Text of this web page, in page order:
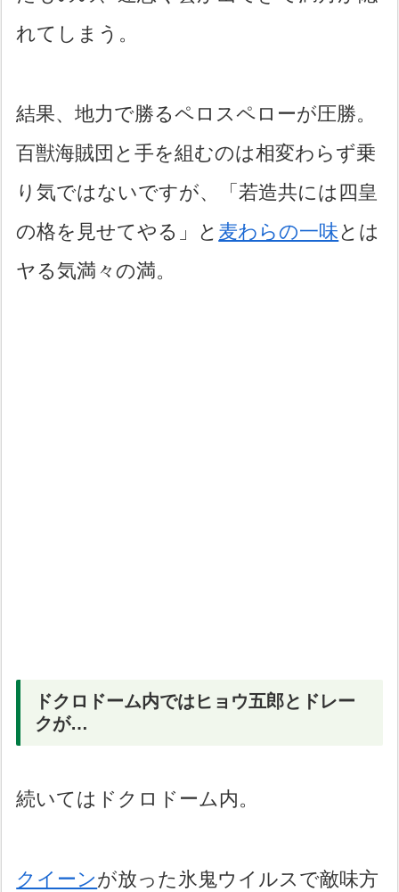
れてしまう。
結果、地力で勝るペロスペローが圧勝。
百獣海賊団と手を組むのは相変わらず乗
り気ではないですが、「若造共には四皇
の格を見せてやる」と 麦わらの一味とは
ヤる気満々の満。
ドクロドーム内ではヒョウ五郎とドレー
クが…
続いてはドクロドーム内。
クイーンが放った氷鬼ウイルスで敵味方